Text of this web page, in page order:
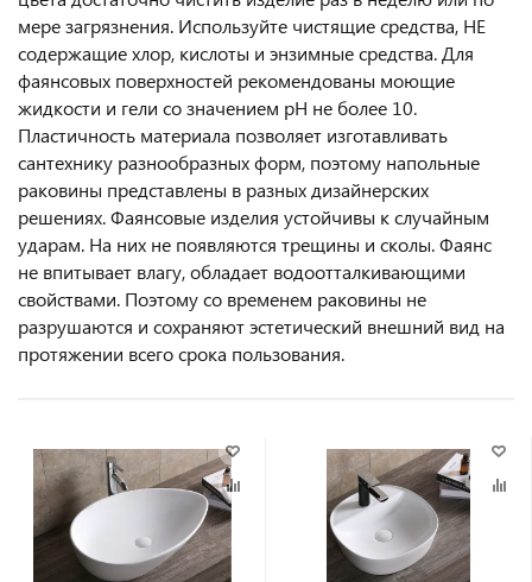
мере загрязнения. Используйте чистящие средства, НЕ
содержащие хлор, кислоты и энзимные средства. Для
фаянсовых поверхностей рекомендованы моющие
жидкости и гели со значением pH не более 10.
Пластичность материала позволяет изготавливать
сантехнику разнообразных форм, поэтому напольные
раковины представлены в разных дизайнерских
решениях. Фаянсовые изделия устойчивы к случайным
ударам. На них не появляются трещины и сколы. Фаянс
не впитывает влагу, обладает водоотталкивающими
свойствами. Поэтому со временем раковины не
разрушаются и сохраняют эстетический внешний вид на
протяжении всего срока пользования.